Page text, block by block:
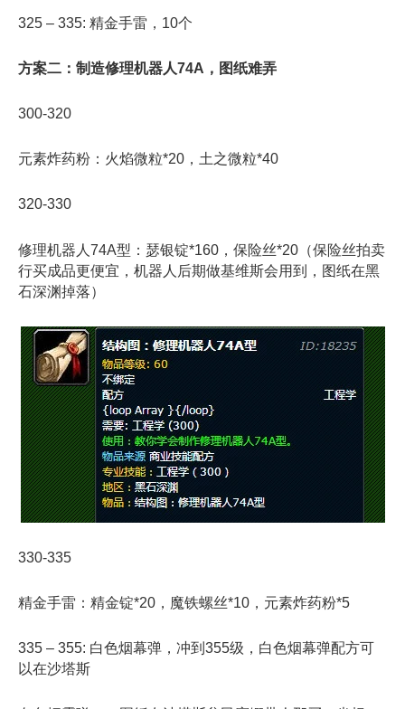
325 – 335: 精金手雷，10个
方案二：制造修理机器人74A，图纸难弄
300-320
元素炸药粉：火焰微粒*20，土之微粒*40
320-330
修理机器人74A型：瑟银锭*160，保险丝*20（保险丝拍卖
行买成品更便宜，机器人后期做基维斯会用到，图纸在黑
石深渊掉落）
330-335
精金手雷：精金锭*20，魔铁螺丝*10，元素炸药粉*5
335 – 355: 白色烟幕弹，冲到355级，白色烟幕弹配方可
以在沙塔斯